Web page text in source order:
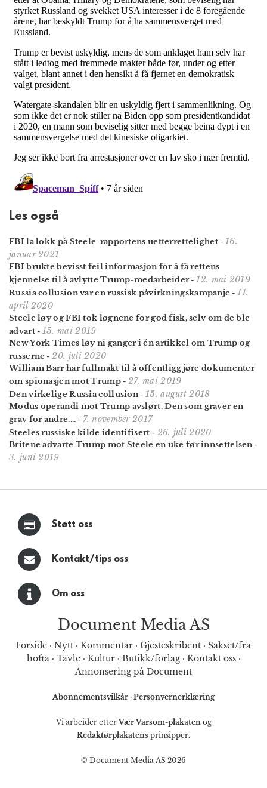
Les også
FBI la lokk på Steele-rapportens uetterrettelighet - 16.
januar 2021
FBI brukte bevisst feil informasjon for å få rettens
kjennelse til å avlytte Trump-medarbeider-12. mai 2019
Russia collusion var en russisk påvirkningskampanje -11.
april 2020
Steele løy og FBI tok løgnene for god fisk, selv om de ble
advart- 15. mai 2019
New York Times løy ni ganger i én artikkel om Trump og
russerne -20. juli 2020
William Barr har fullmakt til å offentliggjøre dokumenter
om spionasjen mot Trump- 27. mai 2019
Den virkelige Russia collusion- 15. august 2018
Modus operandi mot Trump avslørt. Den som graver en
grav for andre.... - 7. november 2017
Steeles russiske kilde identifisert - 26. juli 2020
Britene advarte Trump mot Steele en uke før innsettelsen-
3. juni 2019
Støtt oss
Kontakt/tips oss
Om oss
Document Media AS
Forside · Nytt · Kommentar · Gjesteskribent · Sakset/fra
hofta· Tavle· Kultur· Butikk/forlag· Kontakt oss·
Annonsering på Document
Abonnementsvilkår · Personvernerklæring
Vi arbeider etterVær Varsom-plakatenog
Redaktørplakatens prinsipper.
© Document Media AS 2026